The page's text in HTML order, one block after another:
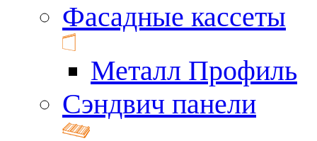
Фасадные кассеты
Металл Профиль
Сэндвич панели